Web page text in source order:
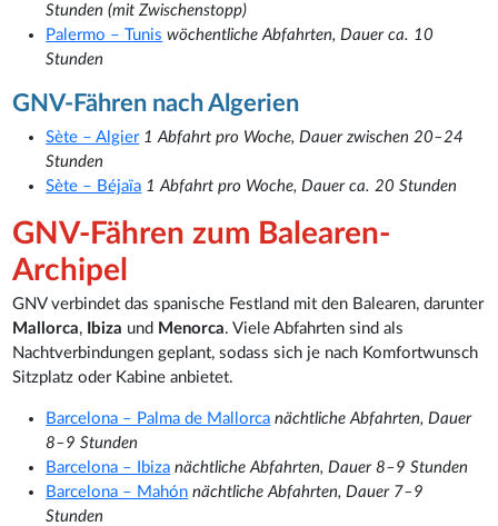
Stunden (mit Zwischenstopp)
Palermo – Tunis wöchentliche Abfahrten, Dauer ca. 10
Stunden
GNV-Fähren nach Algerien
Sète – Algier 1 Abfahrt pro Woche, Dauer zwischen 20–24
Stunden
Sète – Béjaïa 1 Abfahrt pro Woche, Dauer ca. 20 Stunden
GNV-Fähren zum Balearen-
Archipel
GNV verbindet das spanische Festland mit den Balearen, darunter
Mallorca, Ibiza und Menorca. Viele Abfahrten sind als
Nachtverbindungen geplant, sodass sich je nach Komfortwunsch
Sitzplatz oder Kabine anbietet.
Barcelona – Palma de Mallorca nächtliche Abfahrten, Dauer
8–9 Stunden
Barcelona – Ibiza nächtliche Abfahrten, Dauer 8–9 Stunden
Barcelona – Mahón nächtliche Abfahrten, Dauer 7–9
Stunden